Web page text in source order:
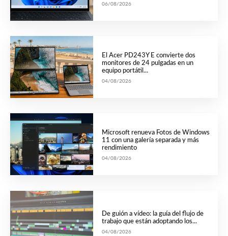
06/08/2026
El Acer PD243Y E convierte dos
monitores de 24 pulgadas en un
equipo portátil...
04/08/2026
Microsoft renueva Fotos de Windows
11 con una galería separada y más
rendimiento
04/08/2026
De guión a vídeo: la guía del flujo de
trabajo que están adoptando los...
04/08/2026